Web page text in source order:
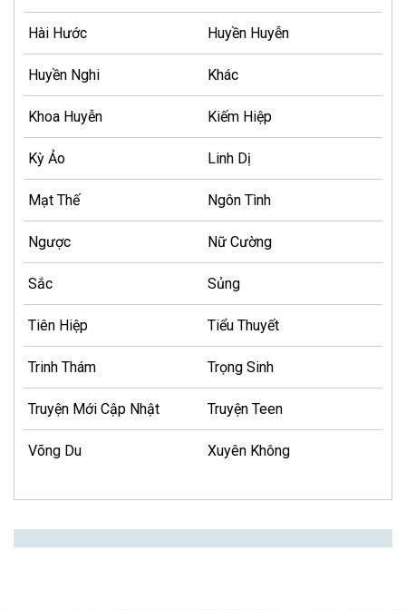
Hài Hước Huyền Huyễn
Huyền Nghi Khác
Khoa Huyễn Kiếm Hiệp
Kỳ Ảo Linh Dị
Mạt Thế Ngôn Tình
Ngược Nữ Cường
Sắc Sủng
Tiên Hiệp Tiểu Thuyết
Trinh Thám Trọng Sinh
Truyện Mới Cập Nhật Truyện Teen
Võng Du Xuyên Không